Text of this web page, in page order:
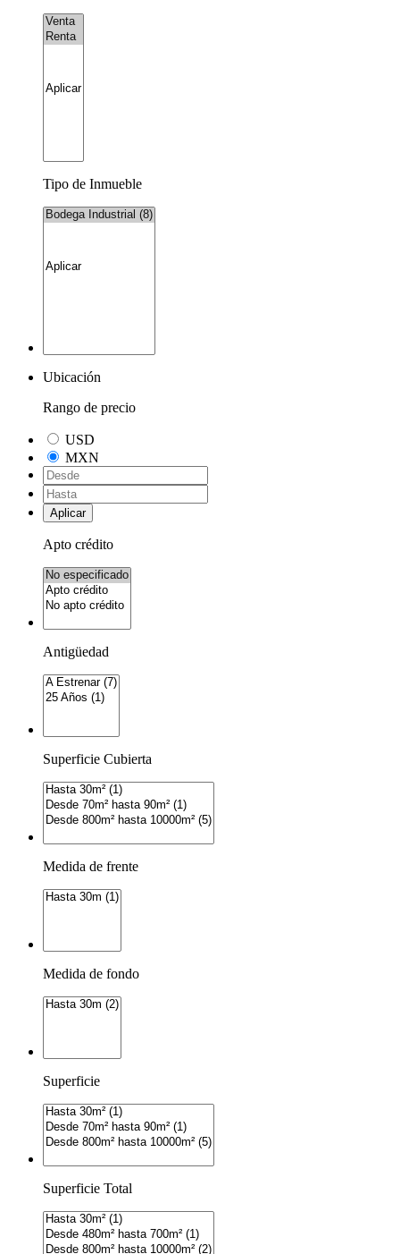
Tipo de Inmueble
Ubicación
Rango de precio
USD
MXN
Aplicar
Apto crédito
Antigüedad
Superficie Cubierta
Medida de frente
Medida de fondo
Superficie
Superficie Total